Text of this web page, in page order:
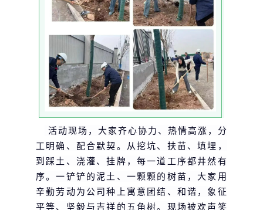
活动现场，大家齐心协力、热情高涨，分
工明确、配合默契。从挖坑、扶苗、填埋，
到踩土、浇灌、挂牌，每一道工序都井然有
序。一铲铲的泥土、一颗颗的树苗，大家用
辛勤劳动为公司种上寓意团结、和谐，象征
平等、坚毅与吉祥的五角树。现场被欢声笑